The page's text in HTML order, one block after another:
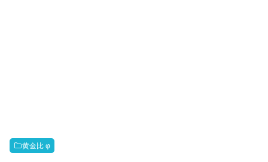
黄金比 φ